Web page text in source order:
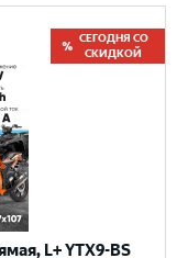
СЕГОДНЯ СО
СКИДКОЙ
L+ YTX9-BS